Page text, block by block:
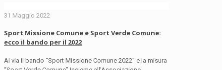
31 Maggio 2022
Sport Missione Comune e Sport Verde Comune:
ecco il bando per il 2022
Al via il bando “Sport Missione Comune 2022” e la misura